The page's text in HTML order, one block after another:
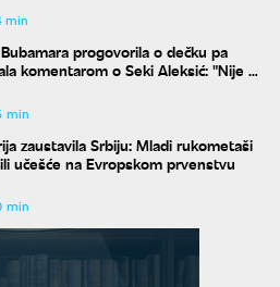
min
progovorila o dečku pa
komentarom o Seki Aleksić: "Nije mi
min
zaustavila Srbiju: Mladi rukometaši
učešće na Evropskom prvenstvu
min